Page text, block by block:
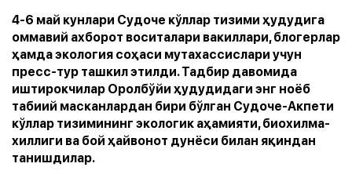
4-6 май кунлари Судоче кўллар тизими ҳудудига
оммавий ахборот воситалари вакиллари, блогерлар
ҳамда экология соҳаси мутахассислари учун
пресс-тур ташкил этилди. Тадбир давомида
иштирокчилар Оролбўйи ҳудудидаги энг ноёб
табиий масканлардан бири бўлган Судоче-Акпети
кўллар тизимининг экологик аҳамияти, биохилма-
хиллиги ва бой ҳайвонот дунёси билан яқиндан
танишдилар.